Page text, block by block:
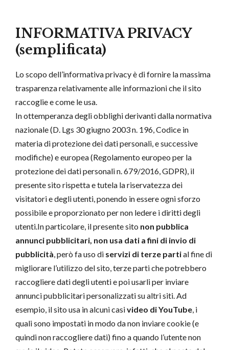
INFORMATIVA PRIVACY
(semplificata)
Lo scopo dell’informativa privacy è di fornire la massima
trasparenza relativamente alle informazioni che il sito
raccoglie e come le usa.
In ottemperanza degli obblighi derivanti dalla normativa
nazionale (D. Lgs 30 giugno 2003 n. 196, Codice in
materia di protezione dei dati personali, e successive
modifiche) e europea (Regolamento europeo per la
protezione dei dati personali n. 679/2016, GDPR), il
presente sito rispetta e tutela la riservatezza dei
visitatori e degli utenti, ponendo in essere ogni sforzo
possibile e proporzionato per non ledere i diritti degli
utenti.In particolare, il presente sito non pubblica
annunci pubblicitari, non usa dati a fini di invio di
pubblicità , però fa uso di servizi di terze partial fine di
migliorare l’utilizzo del sito, terze parti che potrebbero
raccogliere dati degli utenti e poi usarli per inviare
annunci pubblicitari personalizzati su altri siti. Ad
esempio, il sito usa in alcuni casivideo di YouTube , i
quali sono impostati in modo da non inviare cookie (e
quindi non raccogliere dati) fino a quando l’utente non